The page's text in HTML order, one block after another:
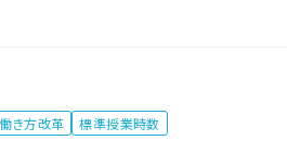
き方改革 標準授業時数